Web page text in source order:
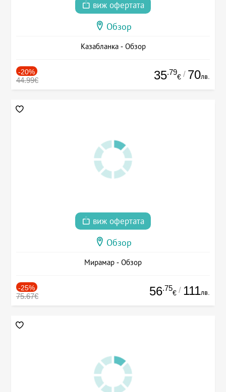
виж офертата
Обзор
Казабланка - Обзор
-20%
44.99€ 35.79
€ / 70лв.
виж офертата
Обзор
Мирамар - Обзор
-25%
75.67€ 56.75
€ / 111лв.